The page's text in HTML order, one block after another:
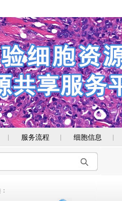
服务流程 细胞信息